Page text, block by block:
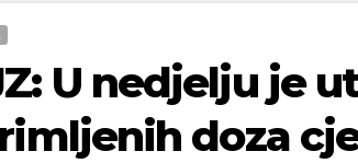
U nedjelju je
doza